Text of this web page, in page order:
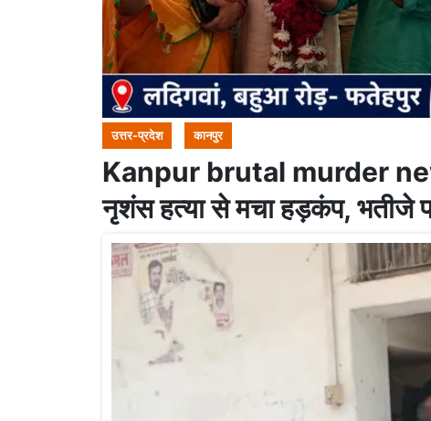
उत्तर-प्रदेश कानपुर
Kanpur brutal murder
नृशंस हत्या से मचा हड़कंप, भतीजे